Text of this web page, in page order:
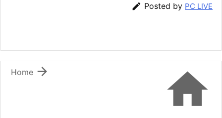
 Posted by PC LIVE


Home